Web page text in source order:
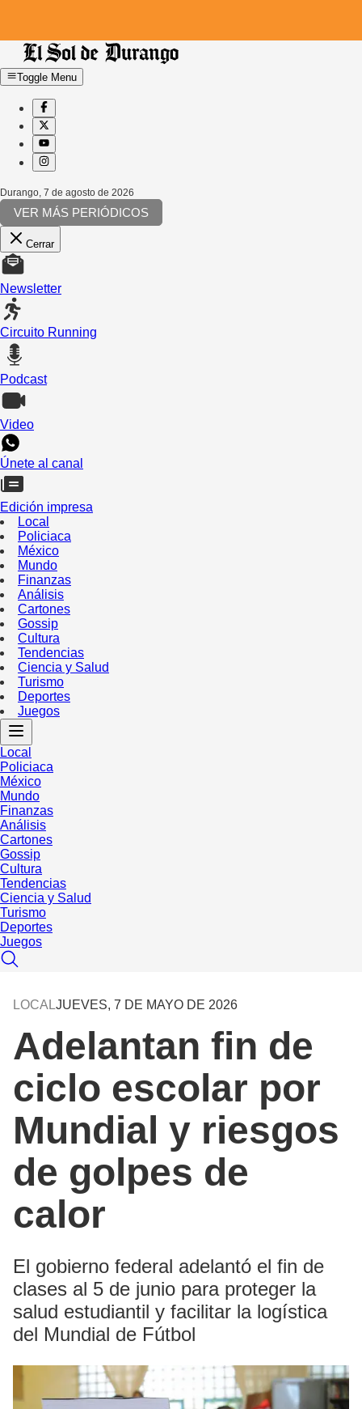
Toggle Menu
Durango 7 de agosto de 2026
VER MÁS PERIÓDICOS
Cerrar
Newsletter
Circuito Running
Podcast
Video
Únete al canal
Edición impresa
Local
Policiaca
México
Mundo
Finanzas
Análisis
Cartones
Gossip
Cultura
Tendencias
Ciencia y Salud
Turismo
Deportes
Juegos
Local
Policiaca
México
Mundo
Finanzas
Análisis
Cartones
Gossip
Cultura
Tendencias
Ciencia y Salud
Turismo
Deportes
Juegos
LOCALJUEVES, 7 DE MAYO DE 2026
Adelantan fin de
ciclo escolar por
Mundial y riesgos
de golpes de
calor
El gobierno federal adelantó el fin de
clases al 5 de junio para proteger la
salud estudiantil y facilitar la logística
del Mundial de Fútbol